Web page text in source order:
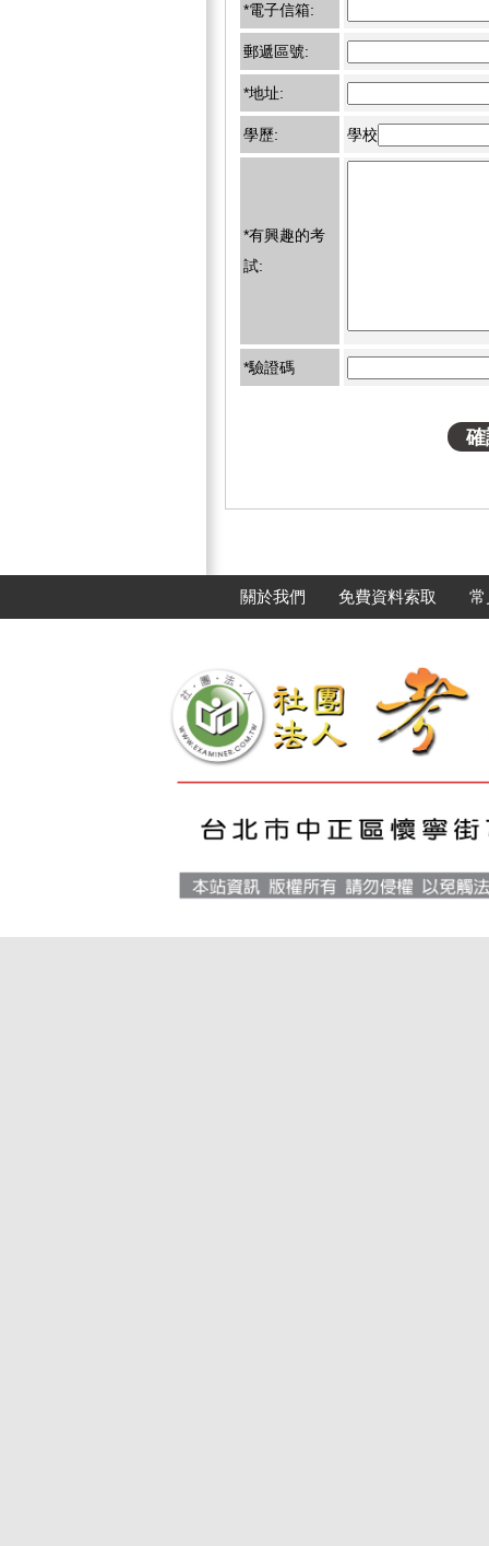
*電子信箱:
郵遞區號:
*地址:
學歷: 學校
*有興趣的考
試:
*驗證碼
關於我們 免費資料索取 常